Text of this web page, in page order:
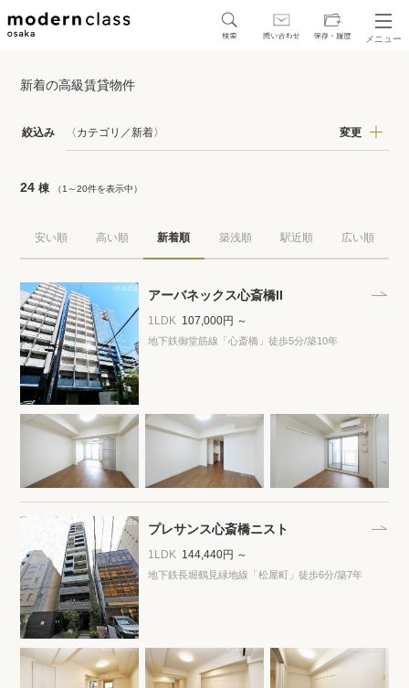
メニュー
区から探す
人気エリアから探す
アクセスランキング
保存した物件
閲覧履歴
保存した検索条件
店舗・スタッフ紹介
希望条件を伝えてプロに探してもらう
来店予約
各種お問い合わせ
新着の高級賃貸物件
絞込み 〈カテゴリ／新着〉 変更
24 棟 （1～20件を表示中）
安い順 高い順 新着順 築浅順 駅近順 広い順
アーバネックス心斎橋II
1LDK 107,000円 ～
地下鉄御堂筋線「心斎橋」徒歩5分/築10年
プレサンス心斎橋ニスト
1LDK 144,440円 ～
地下鉄長堀鶴見緑地線「松屋町」徒歩6分/築7年